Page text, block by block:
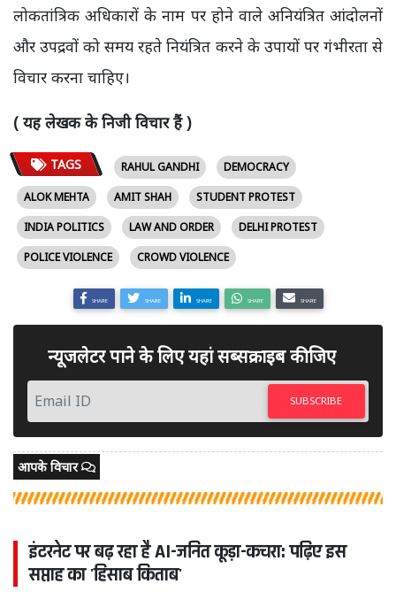
लोकतांत्रिक अधिकारों के नाम पर होने वाले अनियंत्रित आंदोलनों
और उपद्रवों को समय रहते नियंत्रित करने के उपायों पर गंभीरता से
विचार करना चाहिए।
( यह लेखक के निजी विचार हैं )
TAGS RAHUL GANDHI
DEMOCRACY
ALOK MEHTA
AMIT SHAH
STUDENT PROTEST
INDIA POLITICS
LAW AND ORDER
DELHI PROTEST
POLICE VIOLENCE
CROWD VIOLENCE
SHARE SHARE SHARE SHARE SHARE
न्यूजलेटर पाने के लिए यहां सब्सक्राइब कीजिए
SUBSCRIBE
आपके विचार
इंटरनेट पर बढ़ रहा है AI-जनित कूड़ा-कचरा: पढ़िए इस
सप्ताह का 'हिसाब किताब'